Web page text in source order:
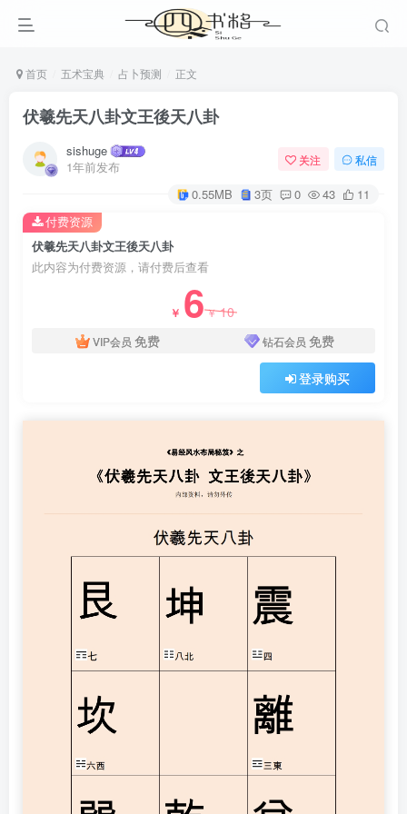
首页 五术宝典 占卜预测 正文
伏羲先天八卦文王後天八卦
sishuge
1年前发布
关注 私信
0.55MB 3页 0 43 11
伏羲先天八卦文王後天八卦
此内容为付费资源，请付费后查看
￥ 6￥10
VIP会员 免费 钻石会员 免费
登录购买
付费资源